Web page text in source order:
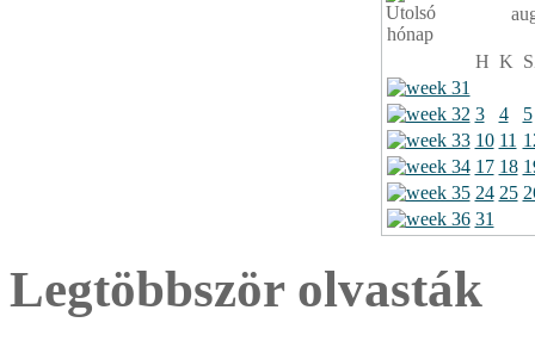
H K
3 4
5
10 11
17 18
24 25
31
Legtöbbször olvasták